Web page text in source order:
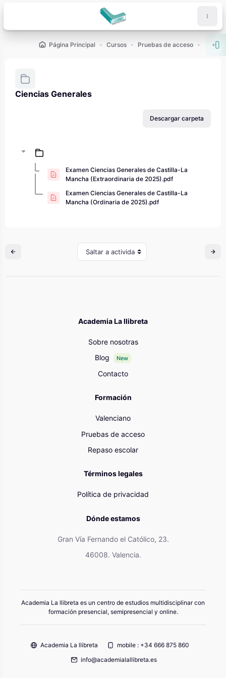
Página Principal Cursos Pruebas de acceso PAU -
Ciencias Generales
Descargar carpeta
Examen Ciencias Generales de Castilla-La
Mancha (Extraordinaria de 2025).pdf
Examen Ciencias Generales de Castilla-La
Mancha (Ordinaria de 2025).pdf
Saltar a actividad
Academia La llibreta
Sobre nosotras
Blog
New
Contacto
Formación
Valenciano
Pruebas de acceso
Repaso escolar
Términos legales
Política de privacidad
Dónde estamos
Gran Vía Fernando el Católico, 23.
46008. Valencia.
Academia La llibreta es un centro de estudios multidisciplinar con
formación presencial, semipresencial y online.
Academia La llibreta
mobile : +34 666 875 860
info@academialallibreta.es